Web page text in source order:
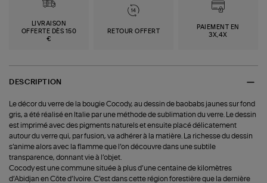
LIVRAISON
OFFERTE DÈS 150
€
RETOUR OFFERT
PAIEMENT EN
3X,4X
DESCRIPTION
Le décor du verre de la bougie Cocody, au dessin de baobabs jaunes sur fond
gris, a été réalisé en Italie par une méthode de sublimation du verre. Le dessin
est imprimé avec des pigments naturels et ensuite placé délicatement
autour du verre qui, par fusion, va adhérer à la matière. La richesse du dessin
s’anime alors avec la flamme que l’on découvre dans une subtile
transparence, donnant vie à l’objet.
Cocody est une commune située à plus d’une centaine de kilomètres
d’Abidjan en Côte d’Ivoire. C’est dans cette région forestière que la dernière